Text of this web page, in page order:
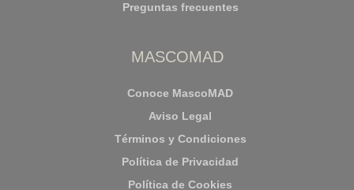
Preguntas frecuentes
MASCOMAD
Conoce MascoMAD
Aviso Legal
Términos y Condiciones
Política de Privacidad
Política de Cookies